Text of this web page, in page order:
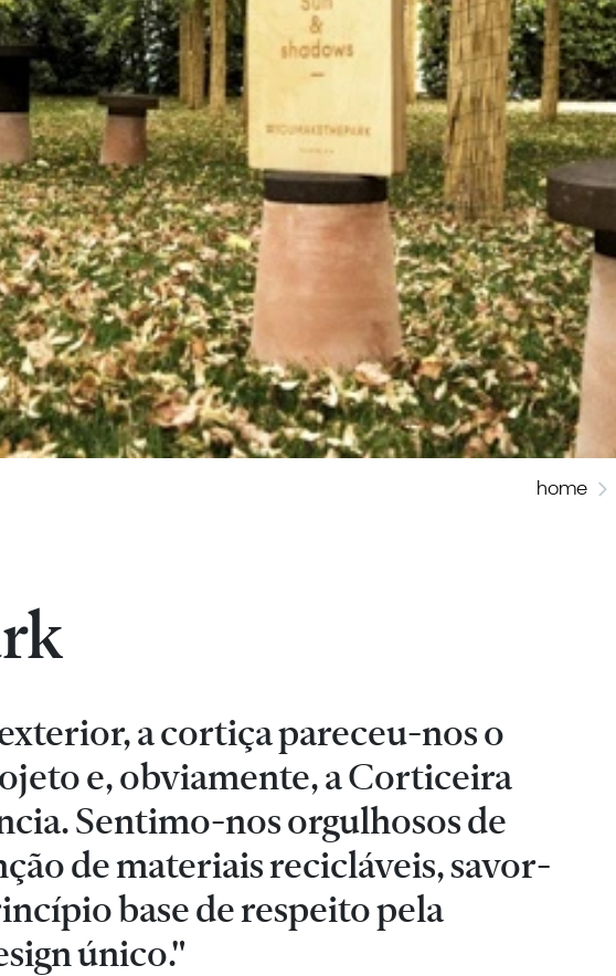
home
a cortiça pareceu-nos o
e, obviamente, a Corticeira
Sentimo-nos orgulhosos de
de materiais recicláveis, savor-
base de respeito pela
único."